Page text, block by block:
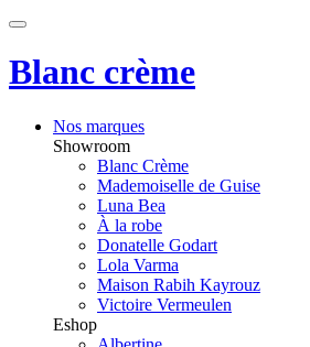
Blanc crème
Nos marques
Showroom
Blanc Crème
Mademoiselle de Guise
Luna Bea
À la robe
Donatelle Godart
Lola Varma
Maison Rabih Kayrouz
Victoire Vermeulen
Eshop